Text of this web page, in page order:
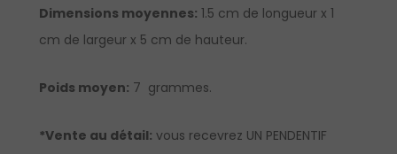
Dimensions moyennes: 1.5 cm de longueur x 1
cm de largeur x 5 cm de hauteur.
Poids moyen: 7 grammes.
*Vente au détail: vous recevrez UN PENDENTIF